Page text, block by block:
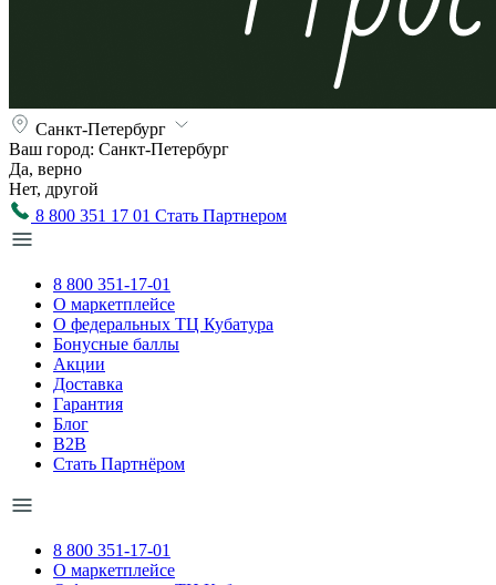
Санкт-Петербург
Ваш город: Санкт-Петербург
Да, верно
Нет, другой
8 800 351 17 01 Стать Партнером
8 800 351-17-01
О маркетплейсе
О федеральных ТЦ Кубатура
Бонусные баллы
Акции
Доставка
Гарантия
Блог
B2B
Стать Партнёром
8 800 351-17-01
О маркетплейсе